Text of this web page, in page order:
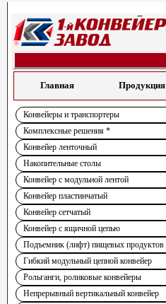
Главная Продукция
Конвейеры и транспортеры
Комплексные решения *
Конвейер ленточный
Накопительные столы
Конвейер с модульной лентой
Конвейер пластинчатый
Конвейер сетчатый
Конвейер с ящичной цепью
Подъемник (лифт) пищевых продуктов
Гибкий модульный цепной конвейер
Рольганги, роликовые конвейеры
Непрерывный вертикальный конвейер